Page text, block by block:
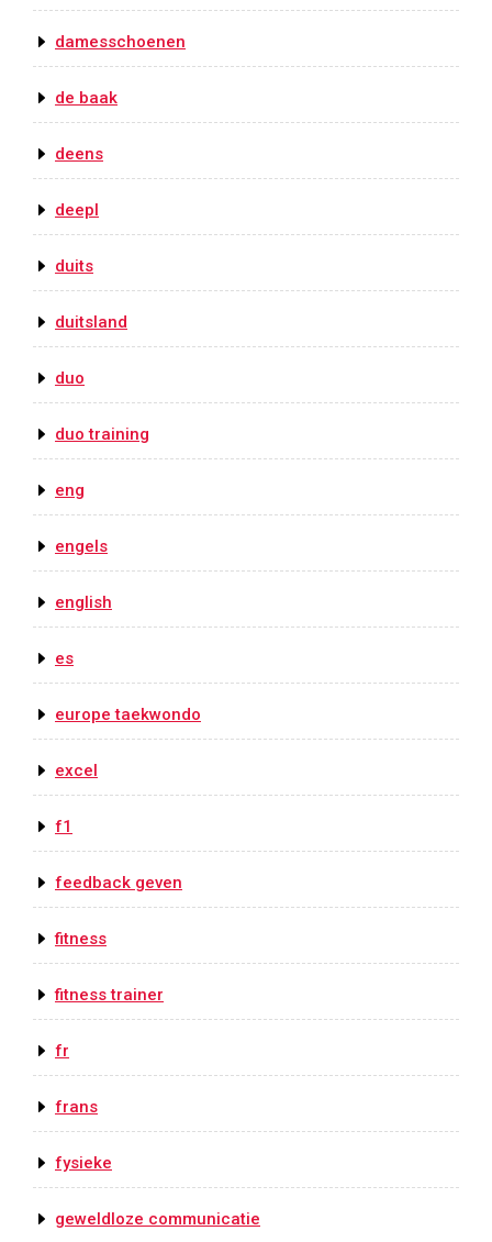
damesschoenen
de baak
deens
deepl
duits
duitsland
duo
duo training
eng
engels
english
es
europe taekwondo
excel
f1
feedback geven
fitness
fitness trainer
fr
frans
fysieke
geweldloze communicatie